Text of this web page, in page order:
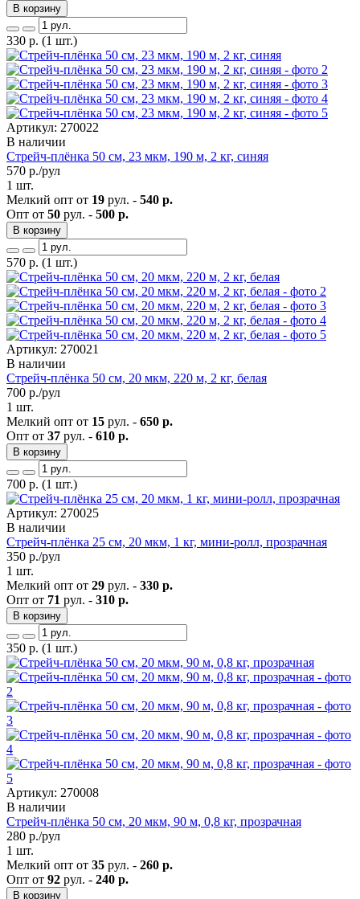
В корзину
330 р. (1 шт.)
Артикул: 270022
В наличии
Стрейч-плёнка 50 см, 23 мкм, 190 м, 2 кг, синяя
570 р./рул
1 шт.
Мелкий опт от 19 рул. - 540 р.
Опт от 50 рул. - 500 р.
В корзину
570 р. (1 шт.)
Артикул: 270021
В наличии
Стрейч-плёнка 50 см, 20 мкм, 220 м, 2 кг, белая
700 р./рул
1 шт.
Мелкий опт от 15 рул. - 650 р.
Опт от 37 рул. - 610 р.
В корзину
700 р. (1 шт.)
Артикул: 270025
В наличии
Стрейч-плёнка 25 см, 20 мкм, 1 кг, мини-ролл, прозрачная
350 р./рул
1 шт.
Мелкий опт от 29 рул. - 330 р.
Опт от 71 рул. - 310 р.
В корзину
350 р. (1 шт.)
Артикул: 270008
В наличии
Стрейч-плёнка 50 см, 20 мкм, 90 м, 0,8 кг, прозрачная
280 р./рул
1 шт.
Мелкий опт от 35 рул. - 260 р.
Опт от 92 рул. - 240 р.
В корзину